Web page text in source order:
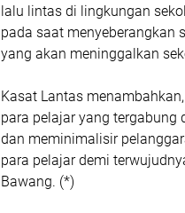
lalu lintas di lingkungan
pada saat menyeberangkan
yang akan meninggalkan
Kasat Lantas
para pelajar yang tergabung
dan meminimalisir
para pelajar demi
Bawang. (*)